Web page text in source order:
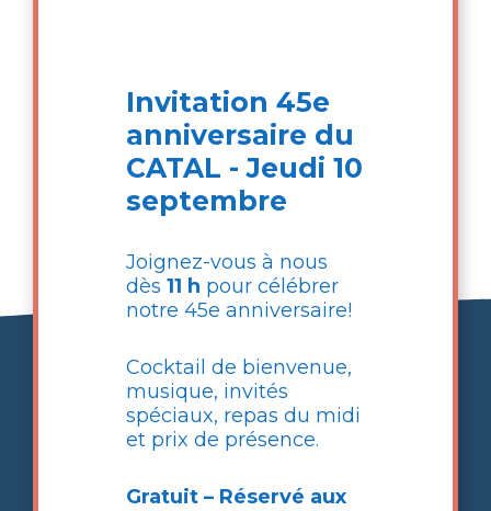
Calendrier août 2026
Ce que nous vous offrons…
Invitation 45e
anniversaire du
CATAL - Jeudi 10
septembre
Joignez-vous à nous
dès 11 h pour célébrer
notre 45e anniversaire!
Cocktail de bienvenue,
musique, invités
spéciaux, repas du midi
et prix de présence.
Gratuit – Réservé aux